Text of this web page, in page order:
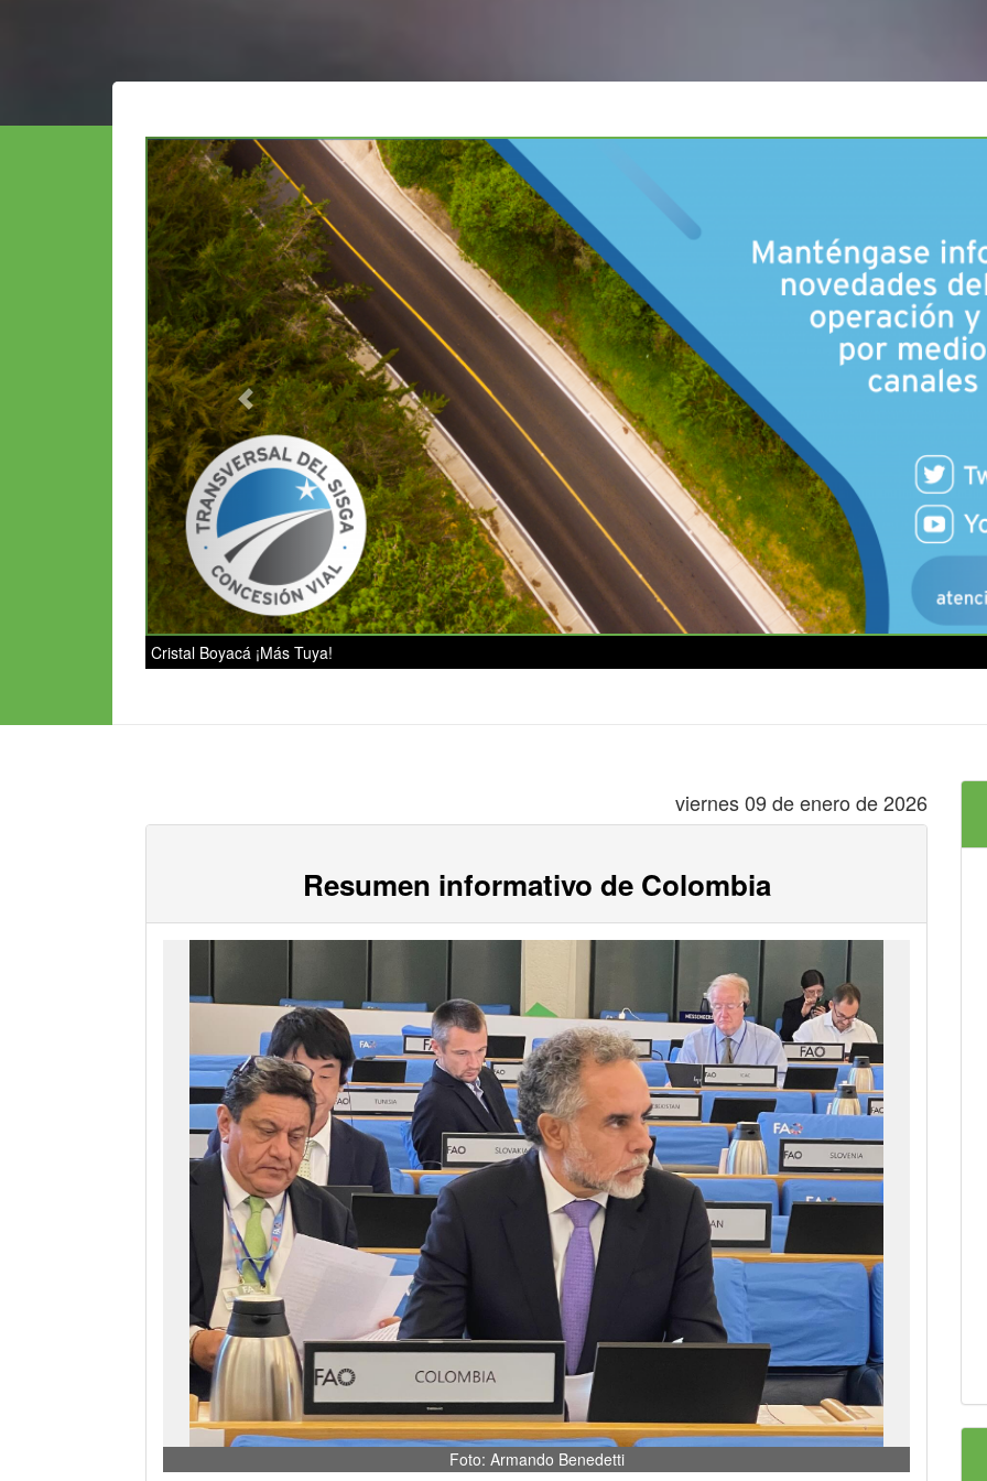
Previous
Cristal Boyacá ¡Más Tuya!
viernes 09 de enero de 2026
Resumen informativo de Colombia
Foto: Armando Benedetti